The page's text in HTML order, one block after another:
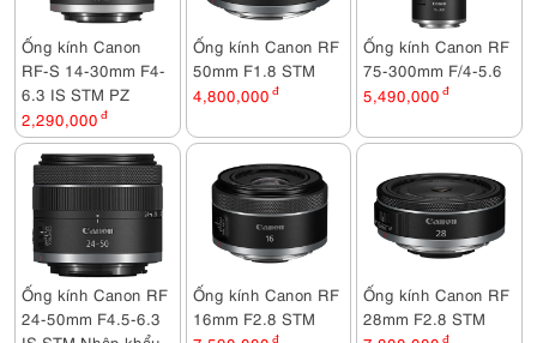
Ống kính Canon
RF-S 14-30mm F4-
6.3 IS STM PZ
2,290,000 đ
Ống kính Canon RF
50mm F1.8 STM
4,800,000 đ
Ống kính Canon RF
75-300mm F/4-5.6
5,490,000 đ
Ống kính Canon RF
24-50mm F4.5-6.3
Ống kính Canon RF
16mm F2.8 STM
đ
Ống kính Canon RF
28mm F2.8 STM
đ